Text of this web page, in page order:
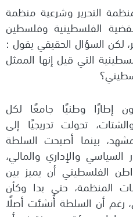
التحرير وشرعية منظمة
الفلسطينية وفلسطين
لكن السؤال الحقيقي يقول :
التي قيل إنها الممثل
إطارًا وطنيًا جامعًا لكل
تحولت تدريجيًا إلى
بينما أصبحت السلطة
والإداري والمالي،
الفلسطيني أن يميز بين
حتى بدا وكأن
رغم أن السلطة أُنشئت أصلًا